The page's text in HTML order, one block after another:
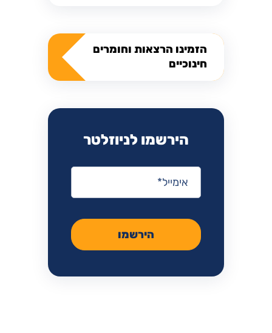
הזמינו הרצאות וחומרים
חינוכיים
הירשמו לניוזלטר
אימייל
הירשמו